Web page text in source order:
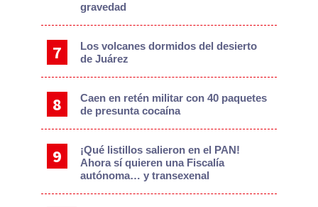
gravedad
Los volcanes dormidos del desierto
de Juárez
Caen en retén militar con 40 paquetes
de presunta cocaína
¡Qué listillos salieron en el PAN!
Ahora sí quieren una Fiscalía
autónoma… y transexenal